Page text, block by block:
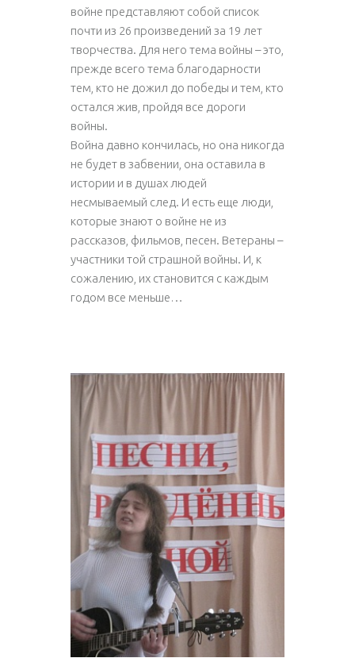
войне представляют собой список
почти из 26 произведений за 19 лет
творчества. Для него тема войны – это,
прежде всего тема благодарности
тем, кто не дожил до победы и тем, кто
остался жив, пройдя все дороги
войны.
Война давно кончилась, но она никогда
не будет в забвении, она оставила в
истории и в душах людей
несмываемый след. И есть еще люди,
которые знают о войне не из
рассказов, фильмов, песен. Ветераны –
участники той страшной войны. И, к
сожалению, их становится с каждым
годом все меньше…